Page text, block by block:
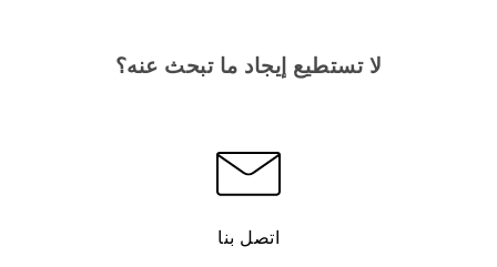
لا تستطيع إيجاد ما تبحث عنه؟
اتصل بنا